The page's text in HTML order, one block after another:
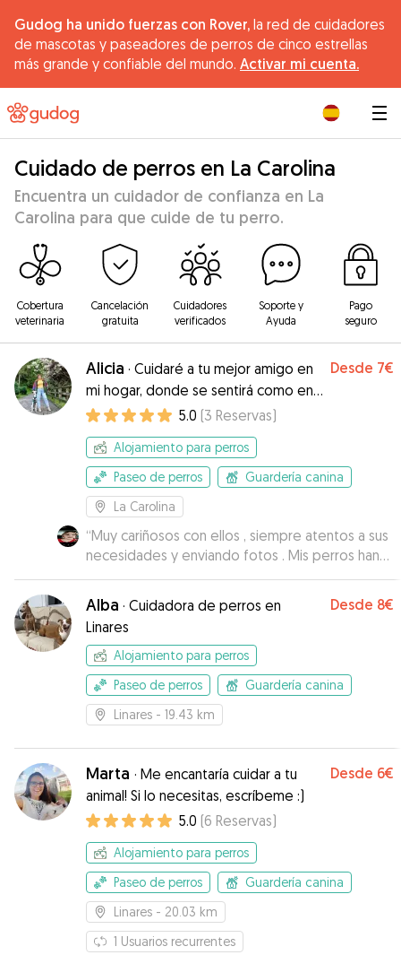
Gudog ha unido fuerzas con Rover, la red de cuidadores
de mascotas y paseadores de perros de cinco estrellas
más grande y confiable del mundo. Activar mi cuenta.
Cuidado de perros en La Carolina
Encuentra un cuidador de confianza en La
Carolina para que cuide de tu perro.
Cobertura
veterinaria
Cancelación
gratuita
Cuidadores
verificados
Soporte y
Ayuda
Pago
seguro
Alicia · Cuidaré a tu mejor amigo en
mi hogar, donde se sentirá como en
casa.
Desde 7€
5.0 (3 Reservas)
Alojamiento para perros
Paseo de perros
Guardería canina
La Carolina
“Muy cariñosos con ellos , siempre atentos a sus
necesidades y enviando fotos . Mis perros han
estado muy bien cuidados!”
Alba · Cuidadora de perros en
Linares
Desde 8€
Alojamiento para perros
Paseo de perros
Guardería canina
Linares - 19.43 km
Marta · Me encantaría cuidar a tu
animal! Si lo necesitas, escríbeme :)
Desde 6€
5.0 (6 Reservas)
Alojamiento para perros
Paseo de perros
Guardería canina
Linares - 20.03 km
1 Usuarios recurrentes